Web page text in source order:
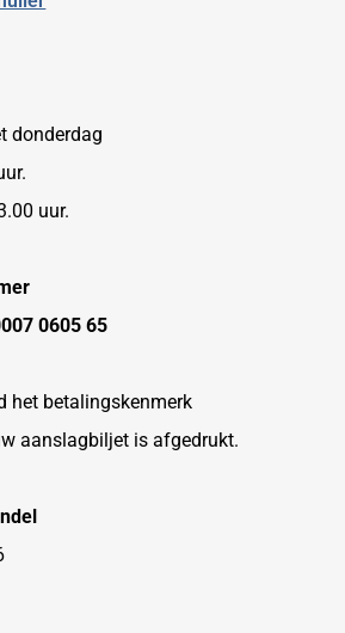
donderdag
uur.
0605 65
het betalingskenmerk
aanslagbiljet is afgedrukt.